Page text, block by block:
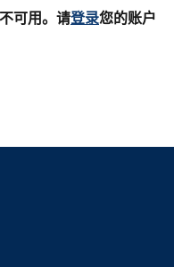
可用。请登录您的账户